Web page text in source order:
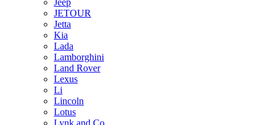
Jeep
JETOUR
Jetta
Kia
Lada
Lamborghini
Land Rover
Lexus
Li
Lincoln
Lotus
Lynk and Co